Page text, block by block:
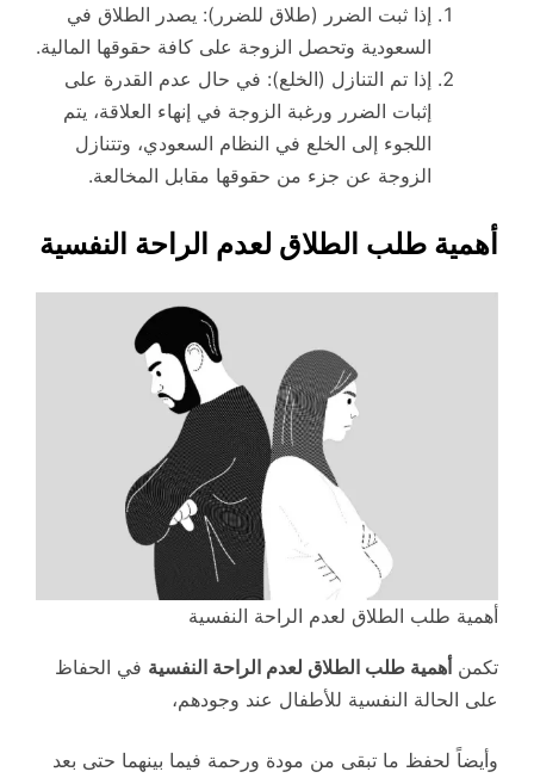
إذا ثبت الضرر (طلاق للضرر): يصدر الطلاق في
السعودية وتحصل الزوجة على كافة حقوقها المالية.
إذا تم التنازل (الخلع): في حال عدم القدرة على
إثبات الضرر ورغبة الزوجة في إنهاء العلاقة، يتم
اللجوء إلى الخلع في النظام السعودي، وتتنازل
الزوجة عن جزء من حقوقها مقابل المخالعة.
أهمية طلب الطلاق لعدم الراحة النفسية
أهمية طلب الطلاق لعدم الراحة النفسية
تكمن أهمية طلب الطلاق لعدم الراحة النفسية في الحفاظ
على الحالة النفسية للأطفال عند وجودهم،
وأيضاً لحفظ ما تبقى من مودة ورحمة فيما بينهما حتى بعد